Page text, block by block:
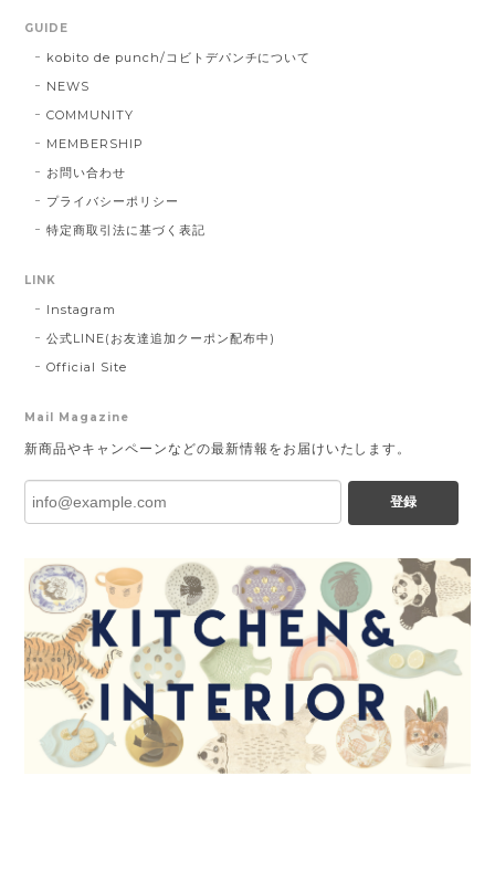
GUIDE
kobito de punch/コビトデパンチについて
NEWS
COMMUNITY
MEMBERSHIP
お問い合わせ
プライバシーポリシー
特定商取引法に基づく表記
LINK
Instagram
公式LINE(お友達追加クーポン配布中)
Official Site
Mail Magazine
新商品やキャンペーンなどの最新情報をお届けいたします。
登録